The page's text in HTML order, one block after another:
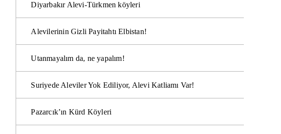
Diyarbakır Alevi-Türkmen köyleri
Alevilerinin Gizli Payitahtı Elbistan!
Utanmayalım da, ne yapalım!
Suriyede Aleviler Yok Ediliyor, Alevi Katliamı Var!
Pazarcık’ın Kürd Köyleri